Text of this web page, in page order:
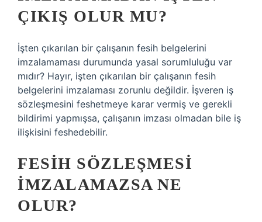
ÇIKIŞ OLUR MU?
İşten çıkarılan bir çalışanın fesih belgelerini
imzalamaması durumunda yasal sorumluluğu var
mıdır? Hayır, işten çıkarılan bir çalışanın fesih
belgelerini imzalaması zorunlu değildir. İşveren iş
sözleşmesini feshetmeye karar vermiş ve gerekli
bildirimi yapmışsa, çalışanın imzası olmadan bile iş
ilişkisini feshedebilir.
FESIH SÖZLEŞMESI
IMZALAMAZSA NE
OLUR?